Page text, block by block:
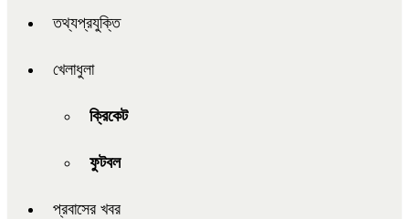
তথ্যপ্রযুক্তি
খেলাধুলা
ক্রিকেট
ফুটবল
প্রবাসের খবর